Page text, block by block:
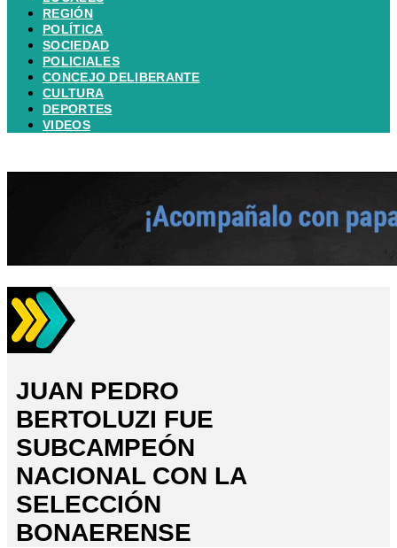
REGIÓN
POLÍTICA
SOCIEDAD
POLICIALES
CONCEJO DELIBERANTE
CULTURA
DEPORTES
VIDEOS
JUAN PEDRO
BERTOLUZI FUE
SUBCAMPEÓN
NACIONAL CON LA
SELECCIÓN
BONAERENSE